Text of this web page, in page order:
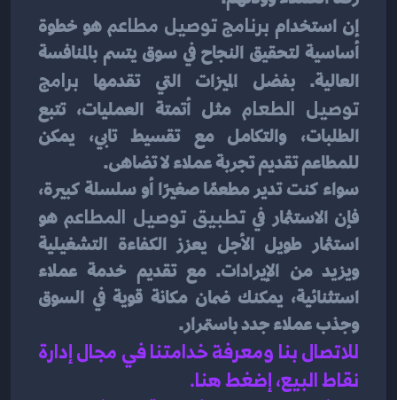
إن استخدام برنامج توصيل مطاعم
العالية. بفضل الميزات التي تقدمها
توصيل الطعام
للمطاعم تقديم تجربة عملاء لا تضاهى.
فإن الاستثمار في تطبيق توصيل المطاعم
وجذب عملاء جدد باستمرار.
نقاط البيع، إضغط هنا.